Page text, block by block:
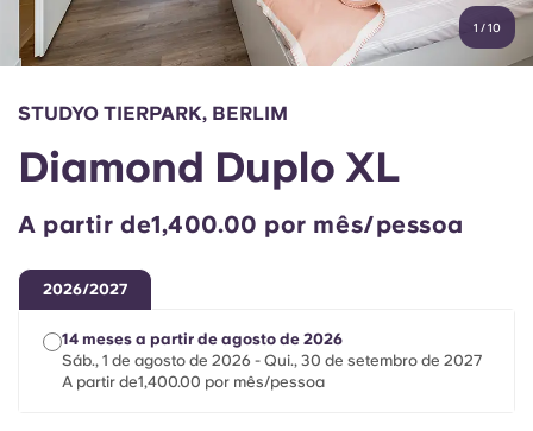
English (GB)
Chinese
Español
Deutsch
Selecione um país
Reservar agora
1 /10
STUDYO TIERPARK, BERLIM
Diamond Duplo XL
A partir de1,400.00 por mês/pessoa
2026/2027
14 meses a partir de agosto de 2026
Sáb., 1 de agosto de 2026 - Qui., 30 de setembro de 2027
A partir de1,400.00 por mês/pessoa